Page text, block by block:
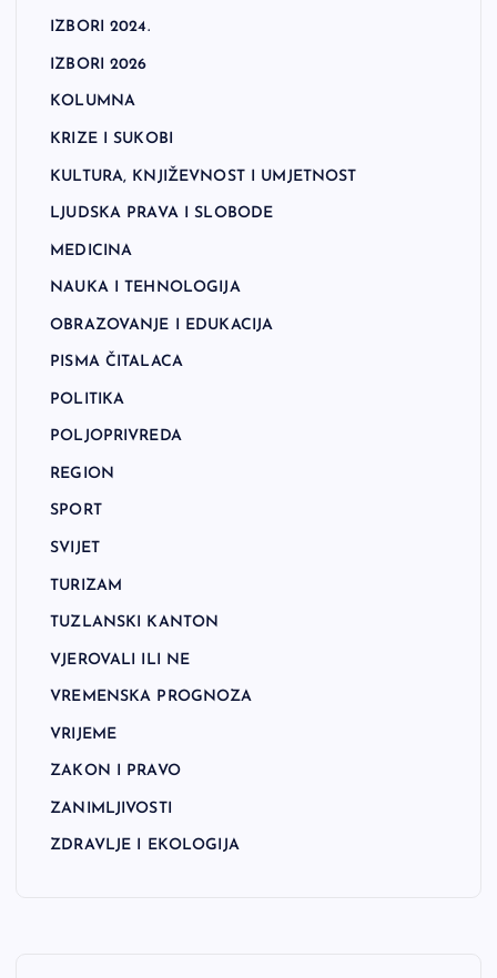
IZBORI 2024.
IZBORI 2026
KOLUMNA
KRIZE I SUKOBI
KULTURA, KNJIŽEVNOST I UMJETNOST
LJUDSKA PRAVA I SLOBODE
MEDICINA
NAUKA I TEHNOLOGIJA
OBRAZOVANJE I EDUKACIJA
PISMA ČITALACA
POLITIKA
POLJOPRIVREDA
REGION
SPORT
SVIJET
TURIZAM
TUZLANSKI KANTON
VJEROVALI ILI NE
VREMENSKA PROGNOZA
VRIJEME
ZAKON I PRAVO
ZANIMLJIVOSTI
ZDRAVLJE I EKOLOGIJA